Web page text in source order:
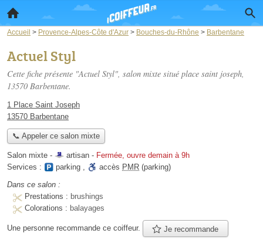
Accueil > Provence-Alpes-Côte d'Azur > Bouches-du-Rhône > Barbentane
Actuel Styl
Cette fiche présente "Actuel Styl", salon mixte situé place saint joseph,
13570 Barbentane.
1 Place Saint Joseph
13570 Barbentane
📞 Appeler ce salon mixte
Salon mixte - artisan - Fermée, ouvre demain à 9h
Services :
parking , accès PMR (parking)
Dans ce salon :
Prestations : brushings
Colorations : balayages
Une personne recommande ce coiffeur. Je recommande